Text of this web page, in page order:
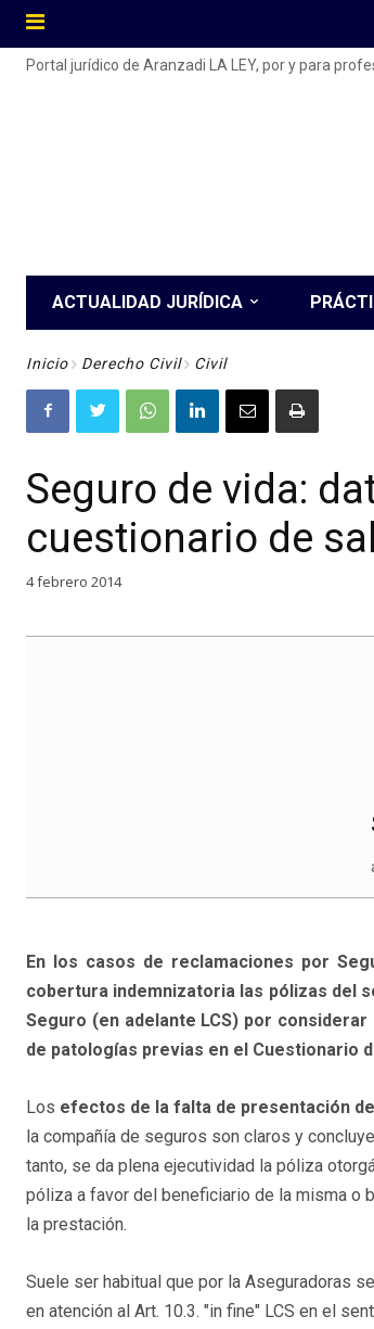
Portal jurídico de Aranzadi LA LEY, por y para
ACTUALIDAD JURÍDICA
Inicio Derecho Civil Civil
Seguro de vida:
cuestionario de
4 febrero 2014
En los casos de reclamaciones por
cobertura indemnizatoria las pólizas del
Seguro (en adelante LCS) por
de patologías previas en el Cuestionario
Los efectos de la falta de presentación
la compañía de seguros son claros y
tanto, se da plena ejecutividad la póliza
póliza a favor del beneficiario de la misma o
la prestación.
Suele ser habitual que por la Aseguradoras
en atención al Art. 10.3. "in fine" LCS en el